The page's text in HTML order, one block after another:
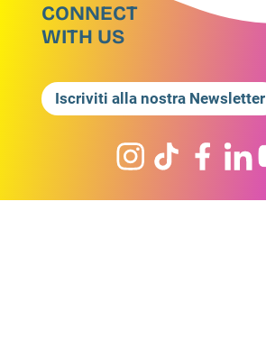
CONNECT
WITH US
Iscriviti alla nostra Newsletter